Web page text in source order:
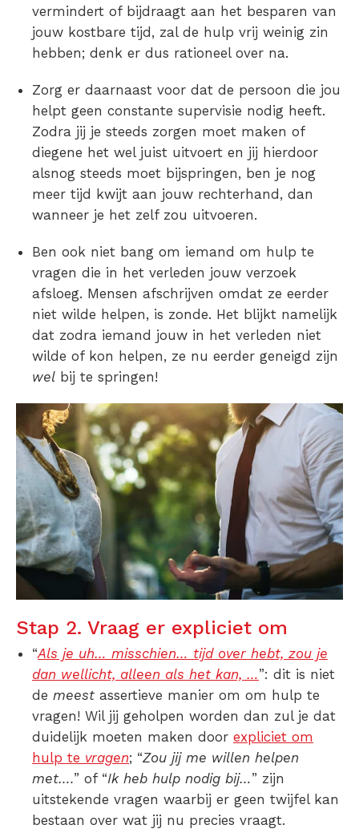
vermindert of bijdraagt aan het besparen van
jouw kostbare tijd, zal de hulp vrij weinig zin
hebben; denk er dus rationeel over na.
Zorg er daarnaast voor dat de persoon die jou
helpt geen constante supervisie nodig heeft.
Zodra jij je steeds zorgen moet maken of
diegene het wel juist uitvoert en jij hierdoor
alsnog steeds moet bijspringen, ben je nog
meer tijd kwijt aan jouw rechterhand, dan
wanneer je het zelf zou uitvoeren.
Ben ook niet bang om iemand om hulp te
vragen die in het verleden jouw verzoek
afsloeg. Mensen afschrijven omdat ze eerder
niet wilde helpen, is zonde. Het blijkt namelijk
dat zodra iemand jouw in het verleden niet
wilde of kon helpen, ze nu eerder geneigd zijn
wel bij te springen!
Stap 2. Vraag er expliciet om
“Als je uh… misschien… tijd over hebt, zou je
dan wellicht, alleen als het kan, …”: dit is niet
de meest assertieve manier om om hulp te
vragen! Wil jij geholpen worden dan zul je dat
duidelijk moeten maken door expliciet om
hulp te vragen; “Zou jij me willen helpen
met….” of “Ik heb hulp nodig bij…” zijn
uitstekende vragen waarbij er geen twijfel kan
bestaan over wat jij nu precies vraagt.